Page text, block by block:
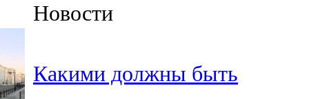
91,5 FM
106,1 FM
Новости
Какими должны быть